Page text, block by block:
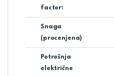
factor:
Snaga
(procenjena)
Potrošnja
električne